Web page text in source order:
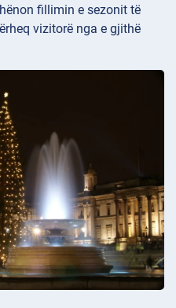
fillimin e sezonit të
vizitorë nga e gjithë